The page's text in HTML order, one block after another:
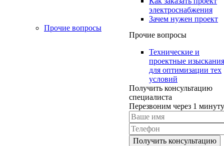
электроснабжения
Зачем нужен проект
Прочие вопросы
Прочие вопросы
Технические и
проектные изыскания
для оптимизации тех
условий
Получить консультацию
специалиста
Перезвоним через 1 минуту